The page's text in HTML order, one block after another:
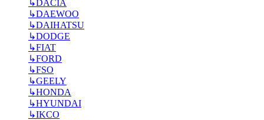
↳DACIA
↳DAEWOO
↳DAIHATSU
↳DODGE
↳FIAT
↳FORD
↳FSO
↳GEELY
↳HONDA
↳HYUNDAI
↳IKCO